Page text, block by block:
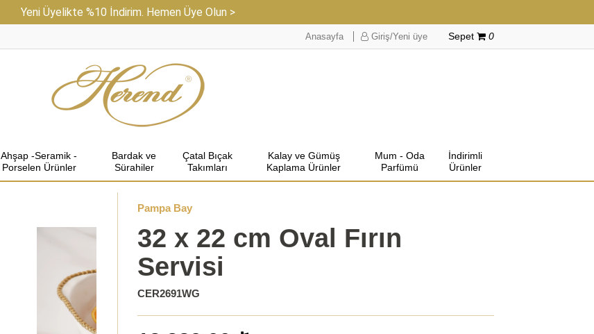
Yeni Üyelikte %10 İndirim. Hemen Üye Olun >
Anasayfa Giriş/Yeni üye Sepet 0
Ahşap -Seramik -
Porselen Ürünler
Bardak ve
Sürahiler
Çatal Bıçak
Takımları
Kalay ve Gümüş
Kaplama Ürünler
Mum - Oda
Parfümü
İndirimli
Ürünler
Pampa Bay
32 x 22 cm Oval Fırın
Servisi
CER2691WG